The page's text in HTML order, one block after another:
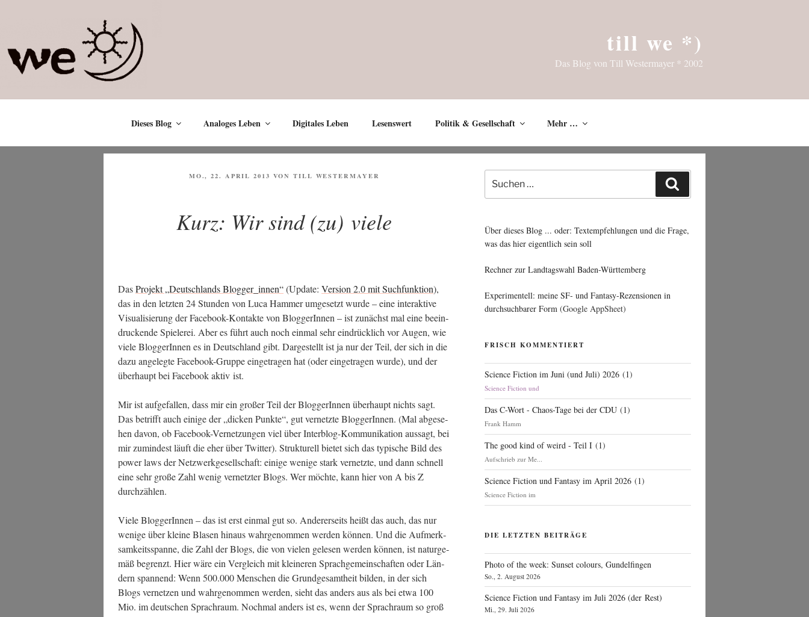
till we *)
Das Blog von Till Westermayer * 2002
Dieses Blog Analoges Leben Digitales Leben Lesenswert Politik & Gesellschaft Mehr …
VERÖFFENTLICHT
MO., 22. APRIL 2013 VONTILL WESTERMAYER
Kurz: Wir sind (zu) viele
DasPro­jekt „Deutsch­lands Blogger_innen“(Update: Ver­si­on 2.0 mit Such­funk­ti­on),
das in den letz­ten 24 Stun­den von Luca Ham­mer umge­setzt wur­de – eine inter­ak­ti­ve
Visua­li­sie­rung der Face­book-Kon­tak­te von Blog­ge­rIn­nen – ist zunächst mal eine beein­
dru­cken­de Spie­le­rei. Aber es führt auch noch ein­mal sehr ein­drück­lich vor Augen, wie
vie­le Blog­ge­rIn­nen es in Deutsch­land gibt. Dar­ge­stellt ist ja nur der Teil, der sich in die
dazu ange­leg­te Face­book-Grup­pe ein­ge­tra­gen hat (oder ein­ge­tra­gen wur­de), und der
über­haupt bei Face­book aktiv ist.
Mir ist auf­ge­fal­len, dass mir ein gro­ßer Teil der Blog­ge­rIn­nen über­haupt nichts sagt.
Das betrifft auch eini­ge der „dicken Punk­te“, gut ver­netz­te Blog­ge­rIn­nen. (Mal abge­se­
hen davon, ob Face­book-Ver­net­zun­gen viel über Inter­blog-Kom­mu­ni­ka­ti­on aus­sagt, bei
mir zumin­dest läuft die eher über Twit­ter). Struk­tu­rell bie­tet sich das typi­sche Bild des
power laws der Netz­werk­ge­sell­schaft: eini­ge weni­ge stark ver­netz­te, und dann schnell
eine sehr gro­ße Zahl wenig ver­netz­ter Blogs. Wer möch­te, kann hier von A bis Z
durchzählen.
Vie­le Blog­ge­rIn­nen – das ist erst ein­mal gut so. Ande­rer­seits heißt das auch, das nur
weni­ge über klei­ne Bla­sen hin­aus wahr­ge­nom­men wer­den kön­nen. Und die Auf­merk­
sam­keits­span­ne, die Zahl der Blogs, die von vie­len gele­sen wer­den kön­nen, ist natur­ge­
mäß begrenzt. Hier wäre ein Ver­gleich mit klei­ne­ren Sprach­ge­mein­schaf­ten oder Län­
dern span­nend: Wenn 500.000 Men­schen die Grund­ge­samt­heit bil­den, in der sich
Blogs ver­net­zen und wahr­ge­nom­men wer­den, sieht das anders aus als bei etwa 100
Mio. im deut­schen Sprach­raum. Noch­mal anders ist es, wenn der Sprach­raum so groß
nach:
Über dieses Blog ... oder: Textempfehlungen und die Frage,
was das hier eigentlich sein soll
Rechner zur Landtagswahl Baden-Württemberg
Experimentell: meine SF- und Fantasy-Rezensionen in
durchsuchbarer Form (Google AppSheet)
FRISCH KOMMENTIERT
Science Fiction im Juni (und Juli) 2026 (1)
Science Fiction und
Das C-Wort - Chaos-Tage bei der CDU (1)
Frank Hamm
The good kind of weird - Teil I (1)
Aufschrieb zur Me...
Science Fiction und Fantasy im April 2026 (1)
Science Fiction im
DIE LETZTEN BEITRÄGE
Photo of the week: Sunset colours, Gundelfingen
So., 2. August 2026
Science Fiction und Fantasy im Juli 2026 (der Rest)
Mi., 29. Juli 2026